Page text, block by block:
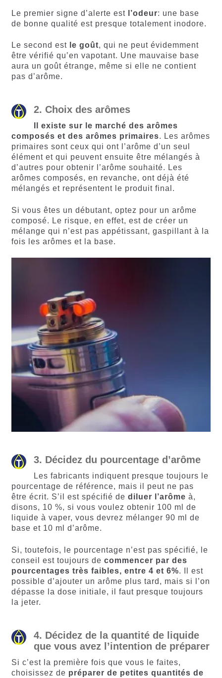
Le premier signe d’alerte est l’odeur: une base
de bonne qualité est presque totalement inodore.
Le second est le goût, qui ne peut évidemment
être vérifié qu’en vapotant. Une mauvaise base
aura un goût étrange, même si elle ne contient
pas d’arôme.
2. Choix des arômes
Il existe sur le marché des arômes
composés et des arômes primaires. Les arômes
primaires sont ceux qui ont l’arôme d’un seul
élément et qui peuvent ensuite être mélangés à
d’autres pour obtenir l’arôme souhaité. Les
arômes composés, en revanche, ont déjà été
mélangés et représentent le produit final.
Si vous êtes un débutant, optez pour un arôme
composé. Le risque, en effet, est de créer un
mélange qui n’est pas appétissant, gaspillant à la
fois les arômes et la base.
3. Décidez du pourcentage d’arôme
Les fabricants indiquent presque toujours le
pourcentage de référence, mais il peut ne pas
être écrit. S’il est spécifié de diluer l’arôme à,
disons, 10 %, si vous voulez obtenir 100 ml de
liquide à vaper, vous devrez mélanger 90 ml de
base et 10 ml d’arôme.
Si, toutefois, le pourcentage n’est pas spécifié, le
conseil est toujours de commencer par des
pourcentages très faibles, entre 4 et 6%. Il est
possible d’ajouter un arôme plus tard, mais si l’on
dépasse la dose initiale, il faut presque toujours
la jeter.
4. Décidez de la quantité de liquide
que vous avez l’intention de préparer
Si c’est la première fois que vous le faites,
choisissez de préparer de petites quantités de